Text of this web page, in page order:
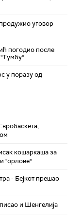
уговор
погодио после
у поразу од
кошаркаша за
"орлове"
- Бејкот прешао
и Шенгелија